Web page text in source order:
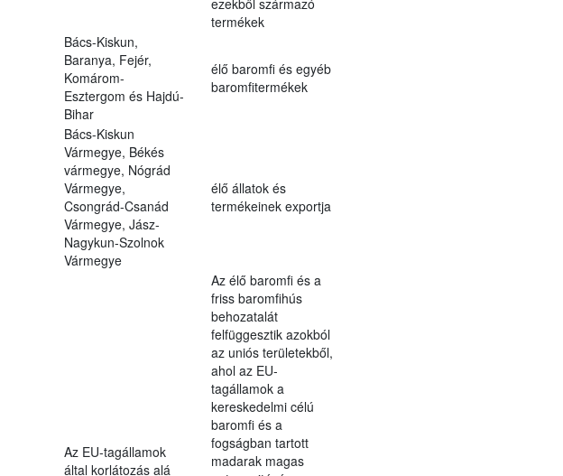
termékek
Bács-Kiskun,
Baranya, Fejér,
Komárom-
Esztergom és Hajdú-
Bihar
élő baromfi és egyéb
baromfitermékek
Bács-Kiskun
Vármegye, Békés
vármegye, Nógrád
Vármegye,
Csongrád-Csanád
Vármegye, Jász-
Nagykun-Szolnok
Vármegye
élő állatok és
termékeinek exportja
Az EU-tagállamok
által korlátozás alá
Az élő baromfi és a
friss baromfihús
behozatalát
felfüggesztik azokból
az uniós területekből,
ahol az EU-
tagállamok a
kereskedelmi célú
baromfi és a
fogságban tartott
madarak magas